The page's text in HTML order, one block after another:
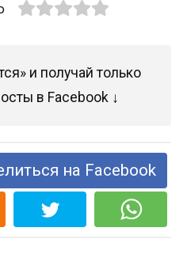
и получай только
в Facebook ↓
на Facebook